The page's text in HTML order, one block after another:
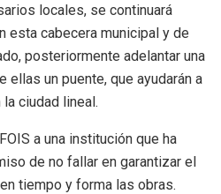
locales, se continuará
esta cabecera municipal y de
posteriormente adelantar una
ellas un puente, que ayudarán a
ciudad lineal.
a una institución que ha
de no fallar en garantizar el
tiempo y forma las obras.